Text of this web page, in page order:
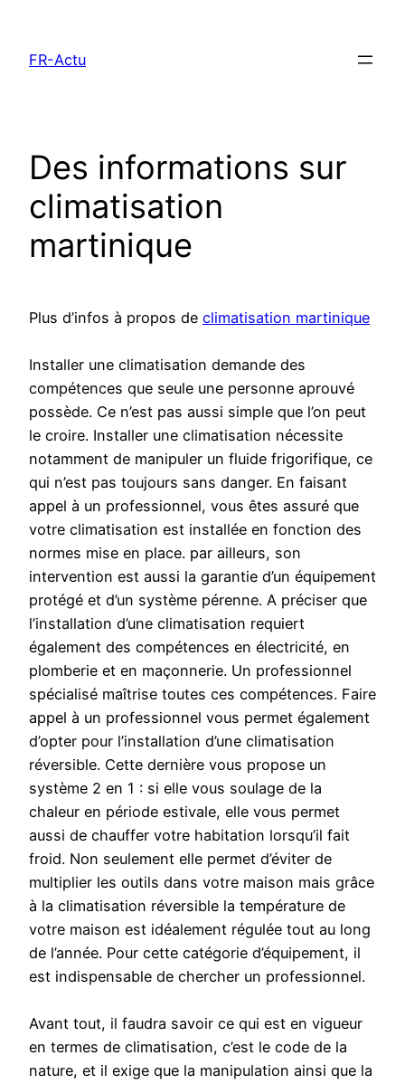
contenu
FR-Actu
Des informations sur
climatisation
martinique
Plus d’infos à propos de climatisation martinique
Installer une climatisation demande des
compétences que seule une personne aprouvé
possède. Ce n’est pas aussi simple que l’on peut
le croire. Installer une climatisation nécessite
notamment de manipuler un fluide frigorifique, ce
qui n’est pas toujours sans danger. En faisant
appel à un professionnel, vous êtes assuré que
votre climatisation est installée en fonction des
normes mise en place. par ailleurs, son
intervention est aussi la garantie d’un équipement
protégé et d’un système pérenne. A préciser que
l’installation d’une climatisation requiert
également des compétences en électricité, en
plomberie et en maçonnerie. Un professionnel
spécialisé maîtrise toutes ces compétences. Faire
appel à un professionnel vous permet également
d’opter pour l’installation d’une climatisation
réversible. Cette dernière vous propose un
système 2 en 1 : si elle vous soulage de la
chaleur en période estivale, elle vous permet
aussi de chauffer votre habitation lorsqu’il fait
froid. Non seulement elle permet d’éviter de
multiplier les outils dans votre maison mais grâce
à la climatisation réversible la température de
votre maison est idéalement régulée tout au long
de l’année. Pour cette catégorie d’équipement, il
est indispensable de chercher un professionnel.
Avant tout, il faudra savoir ce qui est en vigueur
en termes de climatisation, c’est le code de la
nature, et il exige que la manipulation ainsi que la